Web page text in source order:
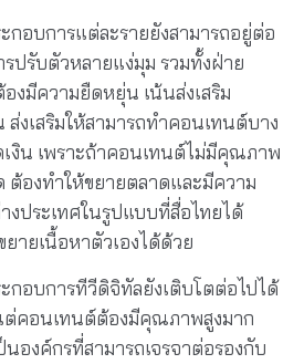
กอบการแต่ละรายยังสามารถอยู่ต่อ
ปรับตัวหลายแง่มุม รวมทั้งฝ่าย
งมีความยืดหยุ่น เน้นส่งเสริม
งเสริมให้สามารถทำคอนเทนต์บาง
เงิน เพราะถ้าคอนเทนต์ไม่มีคุณภาพ
ต้องทำให้ขยายตลาดและมีความ
งประเทศในรูปแบบที่สื่อไทยได้
ายเนื้อหาตัวเองได้ด้วย
กอบการทีวีดิจิทัลยังเติบโตต่อไปได้
ต่คอนเทนต์ต้องมีคุณภาพสูงมาก
องค์กรที่สามารถเจรจาต่อรองกับ